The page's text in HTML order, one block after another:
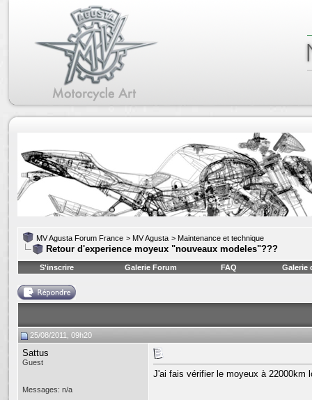
MV Agusta Forum France > MV Agusta > Maintenance et technique
Retour d'experience moyeux "nouveaux modeles"???
S'inscrire Galerie Forum FAQ Galerie
25/08/2011, 09h20
Sattus
Guest
Messages: n/a
J'ai fais vérifier le moyeux à 22000km